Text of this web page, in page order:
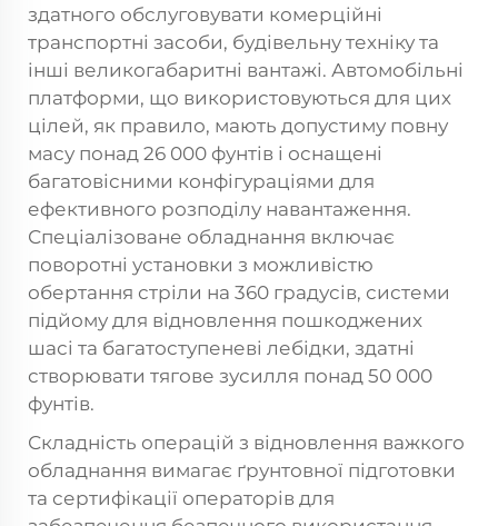
здатного обслуговувати комерційні
транспортні засоби, будівельну техніку та
інші великогабаритні вантажі. Автомобільні
платформи, що використовуються для цих
цілей, як правило, мають допустиму повну
масу понад 26 000 фунтів і оснащені
багатовісними конфігураціями для
ефективного розподілу навантаження.
Спеціалізоване обладнання включає
поворотні установки з можливістю
обертання стріли на 360 градусів, системи
підйому для відновлення пошкоджених
шасі та багатоступеневі лебідки, здатні
створювати тягове зусилля понад 50 000
фунтів.
Складність операцій з відновлення важкого
обладнання вимагає ґрунтовної підготовки
та сертифікації операторів для